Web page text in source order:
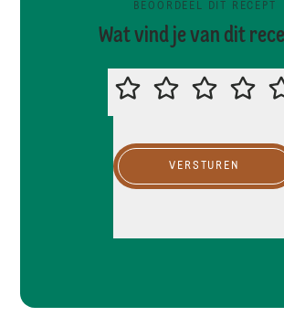
BEOORDEEL DIT RECEPT
Wat vind je van dit
BEOORDEEL
VERSTUREN